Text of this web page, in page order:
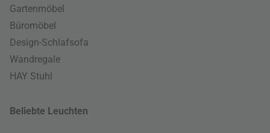
Gartenmöbel
Büromöbel
Design-Schlafsofa
Wandregale
HAY Stuhl
Beliebte Leuchten